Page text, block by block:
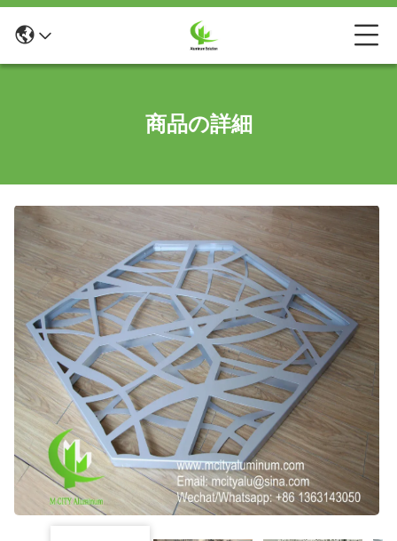
商品の詳細